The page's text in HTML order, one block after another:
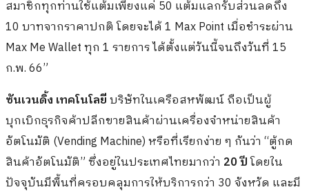
สมาชิกทุกท่านใช้แต้มเพียงแค่ 50 แต้มแลกรับส่วนลดถึง
10 บาทจากราคาปกติ โดยจะได้ 1 Max Point เมื่อชำระผ่าน
Max Me Wallet ทุก 1 รายการ ได้ตั้งแต่วันนี้จนถึงวันที่ 15
ก.พ. 66”
ซันเวนดิ้ง เทคโนโลยีบริษัทในเครือสหพัฒน์ ถือเป็นผู้
บุกเบิกธุรกิจค้าปลีกขายสินค้าผ่านเครื่องจำหน่ายสินค้า
อัตโนมัติ (Vending Machine) หรือที่เรียกง่าย ๆ กันว่า “ตู้กด
สินค้าอัตโนมัติ” ซึ่งอยู่ในประเทศไทยมากว่า 20ปีโดยใน
ปัจจุบันมีพื้นที่ครอบคลุมการให้บริการกว่า 30 จังหวัด และมี